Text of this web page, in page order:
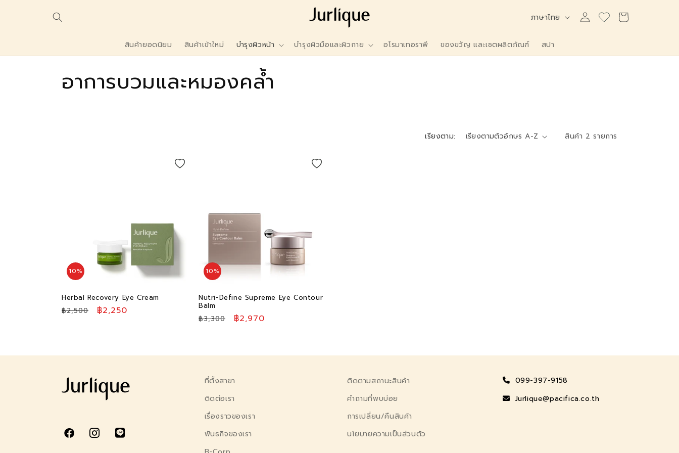
สินค้ายอดนิยม สินค้าเข้าใหม่ บำรุงผิวหน้า บำรุงผิวมือและผิวกาย อโรมาเทอราพี ของขวัญ และเซตผลิตภัณฑ์ สปา
ภ
ษ
ภาษาไทย
ระบบ
สินค้า
ค
น
:
อาการบวมและหมองคล้ำ
เรียงตาม: สินค้า 2 รายการ
10%
Herbal Recovery Eye Cream
ราคา
฿2,500
ราคา
฿2,250
10%
Nutri-Define Supreme Eye Contour
Balm
ราคา
฿3,300
ราคา
฿2,970
ที่ตั้งสาขา
ติดต่อเรา
เรื่องราวของเรา
พันธกิจของเรา
ติดตามสถานะสินค้า
คำถามที่พบบ่อย
การเปลี่ยน/คืนสินค้า
นโยบายความเป็นส่วนตัว
099-397-9158
Jurlique@pacifica.co.th